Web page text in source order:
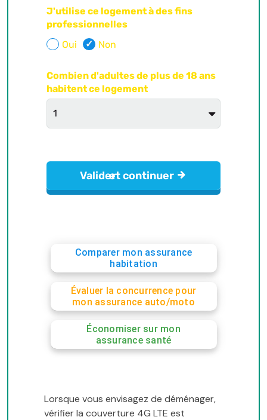
Comparer mon assurance
habitation
Évaluer la concurrence pour
mon assurance auto/moto
Économiser sur mon
assurance santé
Lorsque vous envisagez de déménager,
vérifier la couverture 4G LTE est